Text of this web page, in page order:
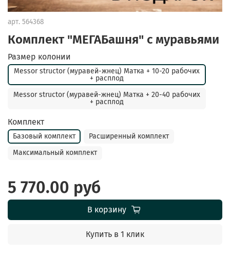
арт. 564368
Комплект "МЕГАБашня" с муравьями
Размер колонии
Messor structor (муравей-жнец) Матка + 10-20 рабочих
+ расплод
Messor structor (муравей-жнец) Матка + 20-40 рабочих
+ расплод
Комплект
Базовый комплект
Расширенный комплект
Максимальный комплект
5 770.00 руб
В корзину
Купить в 1 клик